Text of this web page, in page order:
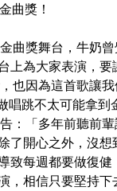
曲獎！
曲獎舞台，牛奶
上為大家表演，
也因為這首歌讓
唱跳不太可能拿到
：「多年前聽前
了開心之外，沒想
致每週都要做復
，相信只要堅持